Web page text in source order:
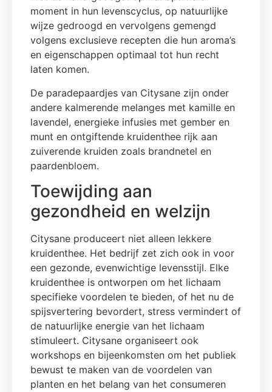
moment in hun levenscyclus, op natuurlijke
wijze gedroogd en vervolgens gemengd
volgens exclusieve recepten die hun aroma’s
en eigenschappen optimaal tot hun recht
laten komen.
De paradepaardjes van Citysane zijn onder
andere kalmerende melanges met kamille en
lavendel, energieke infusies met gember en
munt en ontgiftende kruidenthee rijk aan
zuiverende kruiden zoals brandnetel en
paardenbloem.
Toewijding aan
gezondheid en welzijn
Citysane produceert niet alleen lekkere
kruidenthee. Het bedrijf zet zich ook in voor
een gezonde, evenwichtige levensstijl. Elke
kruidenthee is ontworpen om het lichaam
specifieke voordelen te bieden, of het nu de
spijsvertering bevordert, stress vermindert of
de natuurlijke energie van het lichaam
stimuleert. Citysane organiseert ook
workshops en bijeenkomsten om het publiek
bewust te maken van de voordelen van
planten en het belang van het consumeren